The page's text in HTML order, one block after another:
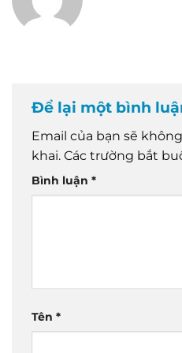
Để lại một bình
Email của bạn sẽ
khai. Các trường bắt
Bình luận *
Tên *